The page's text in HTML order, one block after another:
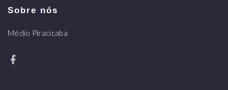
Sobre nós
Médio Piracicaba